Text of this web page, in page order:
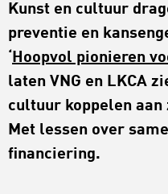
Kunst en cultuur
preventie en
‘ Hoopvol pionieren
laten VNG en LKCA
cultuur koppelen aan
Met lessen over
financiering.